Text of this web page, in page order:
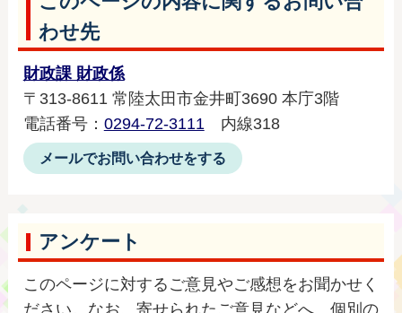
わせ先
財政課 財政係
〒313-8611 常陸太田市金井町3690 本庁3階
電話番号： 0294-72-3111内線318
メールでお問い合わせをする
アンケート
このページに対するご意見やご感想をお聞かせく
ださい。なお、寄せられたご意見などへ、個別の